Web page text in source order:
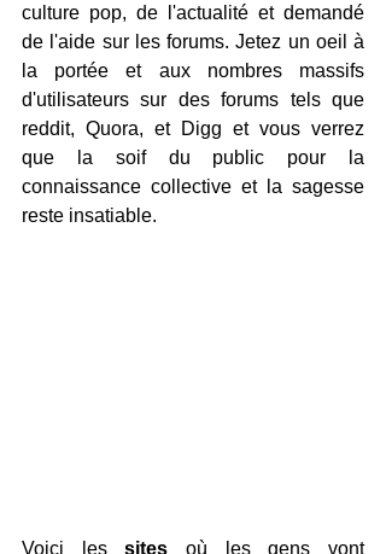
culture pop, de l'actualité et demandé
de l'aide sur les forums. Jetez un oeil à
la portée et aux nombres massifs
d'utilisateurs sur des forums tels que
reddit, Quora, et Digg et vous verrez
que la soif du public pour la
connaissance collective et la sagesse
reste insatiable.
Voici les sites où les gens vont